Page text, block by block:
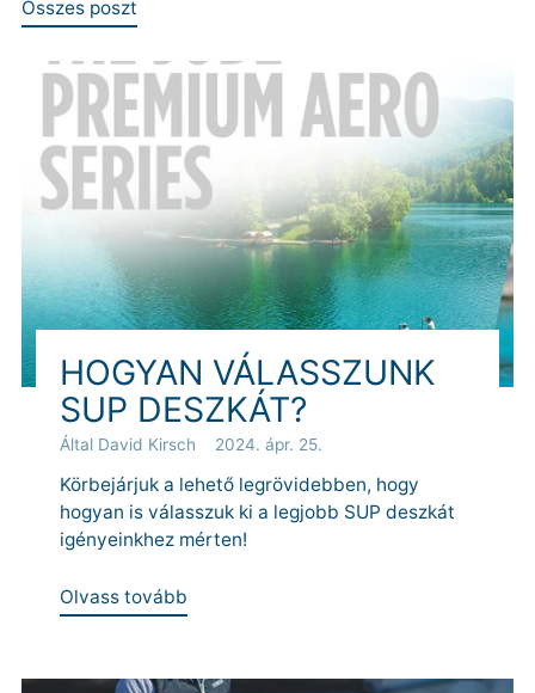
Összes poszt
HOGYAN VÁLASSZUNK
SUP DESZKÁT?
Által David Kirsch 2024. ápr. 25.
Körbejárjuk a lehető legrövidebben, hogy
hogyan is válasszuk ki a legjobb SUP deszkát
igényeinkhez mérten!
Olvass tovább